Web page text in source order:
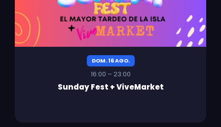
DOM. 16 AGO.
16:00 – 23:00
Sunday Fest + ViveMarket